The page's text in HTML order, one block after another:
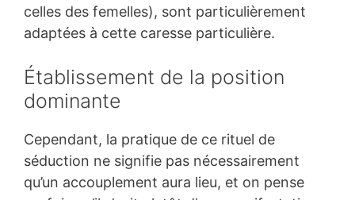
celles des femelles), sont particulièrement
adaptées à cette caresse particulière.
Établissement de la position
dominante
Cependant, la pratique de ce rituel de
séduction ne signifie pas nécessairement
qu’un accouplement aura lieu, et on pense